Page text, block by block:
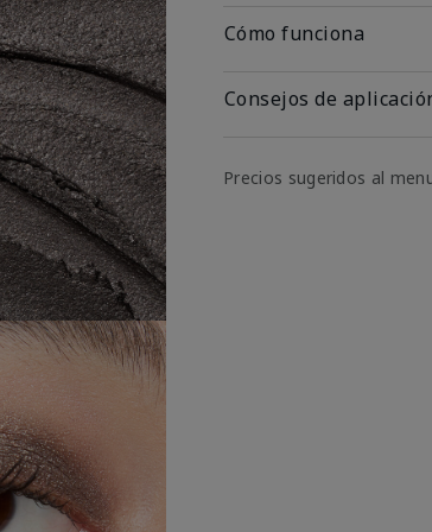
Cómo funciona
Consejos de
Precios sugeridos al